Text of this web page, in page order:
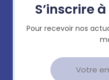
S’inscrire
Pour recevoir nos